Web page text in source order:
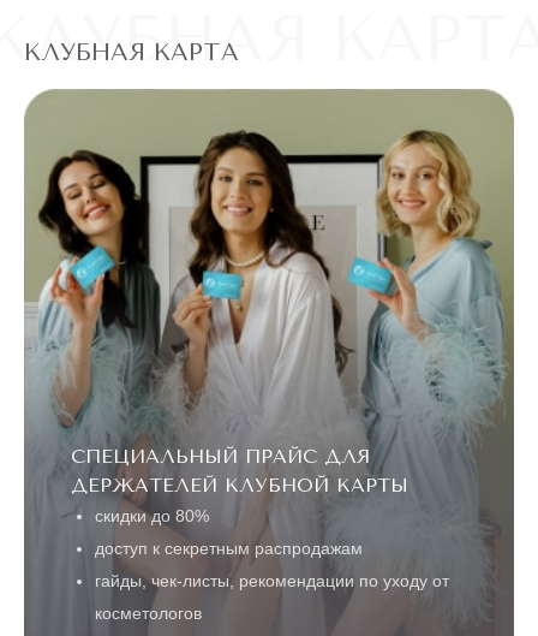
КЛУБНАЯ КАРТА
СПЕЦИАЛЬНЫЙ ПРАЙС ДЛЯ
ДЕРЖАТЕЛЕЙ КЛУБНОЙ КАРТЫ
скидки до 80%
доступ к секретным распродажам
гайды, чек-листы, рекомендации по уходу от
косметологов